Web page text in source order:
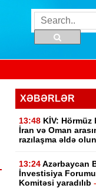
XƏBƏRLƏR
13:48 KİV: Hörmüz
İran və Oman
razılaşma əldə
13:24 Azərbaycan
İnvestisiya
Komitəsi yaradılıb